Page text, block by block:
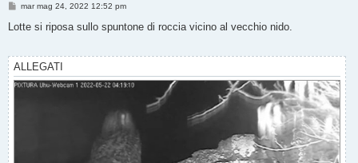
M
s
g
o
mar mag 24, 2022 12:52 pm
Lotte si riposa sullo spuntone di roccia vicino al vecchio nido.
ALLEGATI